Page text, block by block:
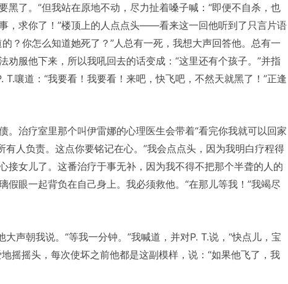
黑了。”但我站在原地不动，尽力扯着嗓子喊：“即便不自杀，也
，求你了！”楼顶上的人点点头——看来这一回他听到了只言片语
？你怎么知道她死了？”人总有一死，我想大声回答他。总有一
劝服他下来，所以我吼回去的话变成：“这里还有个孩子。”并指
T.嚷道：“我要看！我要看！来吧，快飞吧，不然天就黑了！”正逢
。治疗室里那个叫伊雷娜的心理医生会带着“看完你我就可以回家
有人负责。这点你要铭记在心。”我会点点头，因为我明白疗程得
接女儿了。这番治疗于事无补，因为我不得不把那个半聋的人的
假眼一起背负在自己身上。我必须救他。“在那儿等我！”我竭尽
大声朝我说。“等我一分钟。”我喊道，并对P. T.说，“快点儿，宝
摇摇头，每次使坏之前他都是这副模样，说：“如果他飞了，我